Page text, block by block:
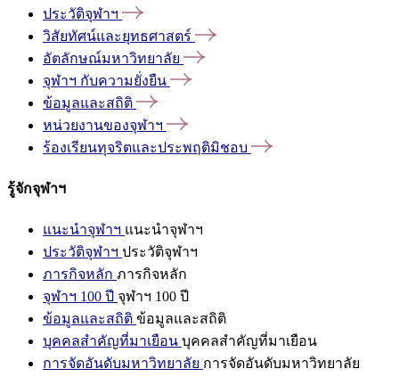
ประวัติจุฬาฯ
วิสัยทัศน์และยุทธศาสตร์
อัตลักษณ์มหาวิทยาลัย
จุฬาฯ กับความยั่งยืน
ข้อมูลและสถิติ
หน่วยงานของจุฬาฯ
ร้องเรียนทุจริตและประพฤติมิชอบ
รู้จักจุฬาฯ
แนะนำจุฬาฯ แนะนำจุฬาฯ
ประวัติจุฬาฯ ประวัติจุฬาฯ
ภารกิจหลัก ภารกิจหลัก
จุฬาฯ 100 ปี จุฬาฯ 100 ปี
ข้อมูลและสถิติ ข้อมูลและสถิติ
บุคคลสำคัญที่มาเยือน บุคคลสำคัญที่มาเยือน
การจัดอันดับมหาวิทยาลัย การจัดอันดับมหาวิทยาลัย